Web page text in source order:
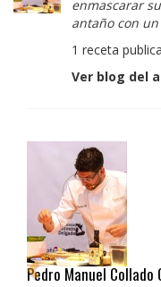
enmascarar
antaño con
1 receta
Ver blog del
Pedro Manuel Collado